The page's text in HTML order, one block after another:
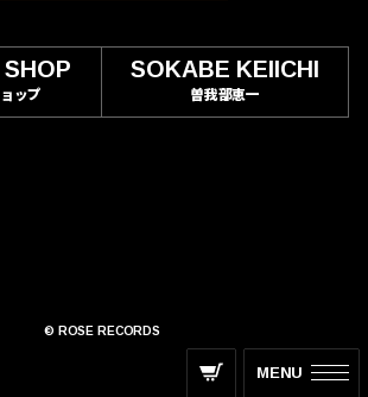
MENU
ップ
SOKABE KEIICHI
曽我部恵一
© ROSE RECORDS